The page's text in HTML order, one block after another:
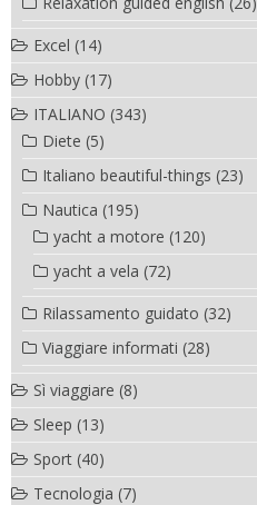
Excel (14)
Hobby (17)
ITALIANO (343)
Diete (5)
Italiano beautiful-things (23)
Nautica (195)
yacht a motore (120)
yacht a vela (72)
Rilassamento guidato (32)
Viaggiare informati (28)
Sì viaggiare (8)
Sleep (13)
Sport (40)
Tecnologia (7)